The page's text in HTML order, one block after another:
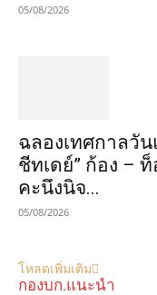
05/08/2026
ฉลองเทศกาลวั
ชีทเดย์” ก้อง –
คะนึงนิจ...
05/08/2026
โหลดเพิ่มเติม
กองบก.แนะนำ